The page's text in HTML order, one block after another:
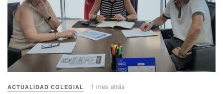
ACTUALIDAD COLEGIAL 1 mes atrás